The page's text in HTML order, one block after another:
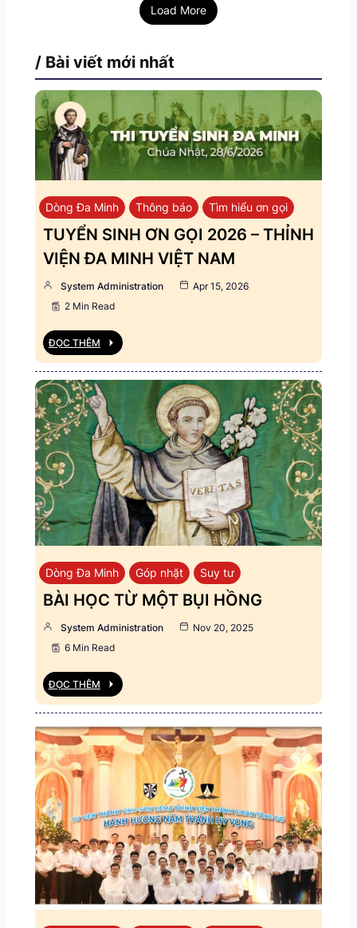
Load More
/ Bài viết mới nhất
Dòng Đa Minh Thông báo Tìm hiểu ơn gọi
TUYỂN SINH ƠN GỌI 2026 – THỈNH
VIỆN ĐA MINH VIỆT NAM
System Administration
Apr 15, 2026
2 Min Read
ĐỌC THÊM
Dòng Đa Minh Góp nhặt Suy tư
BÀI HỌC TỪ MỘT BỤI HỒNG
System Administration
Nov 20, 2025
6 Min Read
ĐỌC THÊM